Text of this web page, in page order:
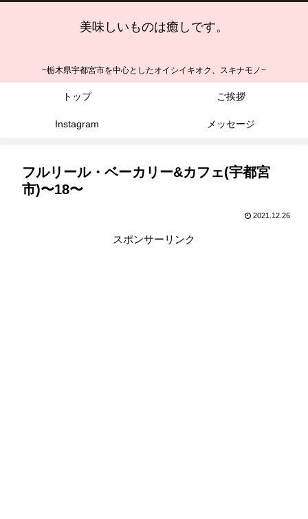
美味しいものは癒しです。
~栃木県宇都宮市を中心としたオイシイキオク、スキナモノ~
トップ ご挨拶
Instagram メッセージ
フルリール・ベーカリー&カフェ(宇都宮
市)〜18〜
2021.12.26
スポンサーリンク